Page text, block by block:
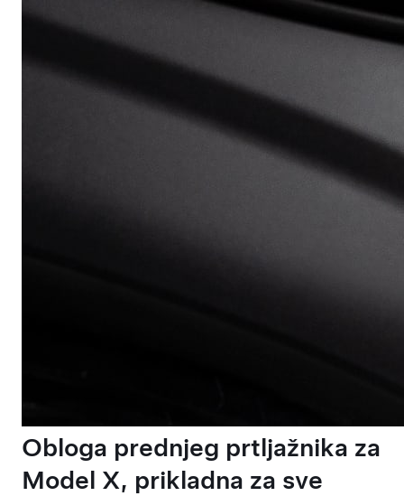
Obloga prednjeg prtljažnika za
Model X, prikladna za sve